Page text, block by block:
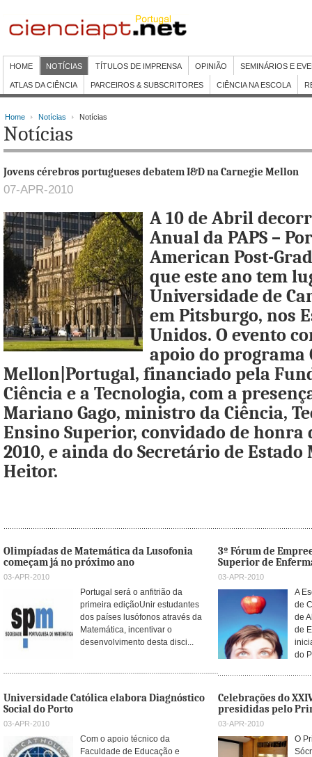
HOME NOTÍCIAS TÍTULOS DE IMPRENSA OPINIÃO SEMINÁRIOS E
ATLAS DA CIÊNCIA PARCEIROS & SUBSCRITORES CIÊNCIA NA ESCOLA
Home Notícias Notícias
Notícias
Jovens cérebros portugueses debatem I&D na Carnegie Mellon
07-APR-2010
A 10 de Abril
Anual da PAPS –
American Post-
que este ano tem
Universidade de
em Pitsburgo, nos
Unidos. O evento
apoio do programa
Mellon|Portugal, financiado pela
Ciência e a Tecnologia, com a
Mariano Gago, ministro da Ciência,
Ensino Superior, convidado de honra
2010, e ainda do Secretário de Estado
Heitor.
Olimpíadas de Matemática da Lusofonia
começam já no próximo ano
03-APR-2010
Portugal será o anfitrião da
primeira ediçãoUnir estudantes
dos países lusófonos através da
Matemática, incentivar o
desenvolvimento desta disci...
3º Fórum de
Superior de
03-APR-2010
A
de
de
de
do
Universidade Católica elabora Diagnóstico
Social do Porto
03-APR-2010
Com o apoio técnico da
Faculdade de Educação e
Celebrações do
presididas pelo
03-APR-2010
O